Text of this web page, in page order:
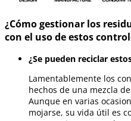
¿Cómo gestionar los
con el uso de estos
¿Se pueden reciclar
Lamentablemente los
hechos de una mezcla
Aunque en varias
mojarse, su vida útil es